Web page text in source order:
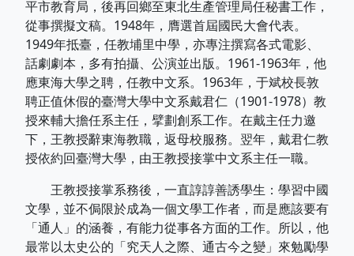
平市教育局，後再回鄉至東北生產管理局任秘書工作，
從事撰擬文稿。1948年，膺選首屆國民大會代表。
1949年抵臺，任教埔里中學，亦專注撰寫各式電影、
話劇劇本，多有拍攝、公演並出版。1961-1963年，他
應東海大學之聘，任教中文系。1963年，于斌校長敦
聘正值休假的臺灣大學中文系戴君仁（1901-1978）教
授來輔大擔任系主任，擘劃創系工作。在戴主任力邀
下，王教授辭東海教職，返母校服務。翌年，戴君仁教
授依約回臺灣大學，由王教授接掌中文系主任一職。
王教授接掌系務後，一直諄諄善誘學生：學習中國
文學，並不侷限於成為一個文學工作者，而是應該要有
「通人」的涵養，有能力從事各方面的工作。所以，他
最常以太史公的「究天人之際、通古今之變」來勉勵學